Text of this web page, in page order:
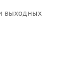
выходных